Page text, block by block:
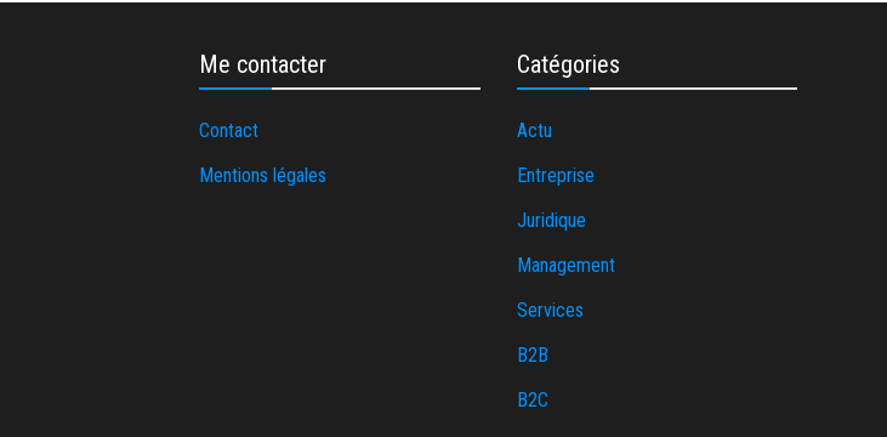
Me contacter
Contact
Mentions légales
Catégories
Actu
Entreprise
Juridique
Management
Services
B2B
B2C